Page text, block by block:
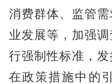
消费群体、监管
业发展等，加强
行强制性标准，
在政策措施中的